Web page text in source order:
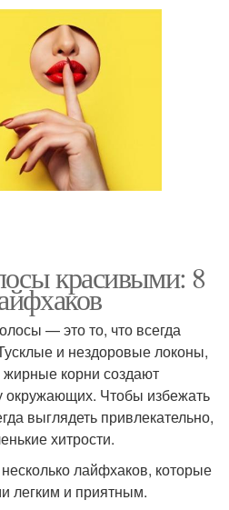
красивыми: 8
— это то, что всегда
и нездоровые локоны,
жирные корни создают
окружающих. Чтобы избежать
выглядеть привлекательно,
хитрости.
лайфхаков, которые
легким и приятным.